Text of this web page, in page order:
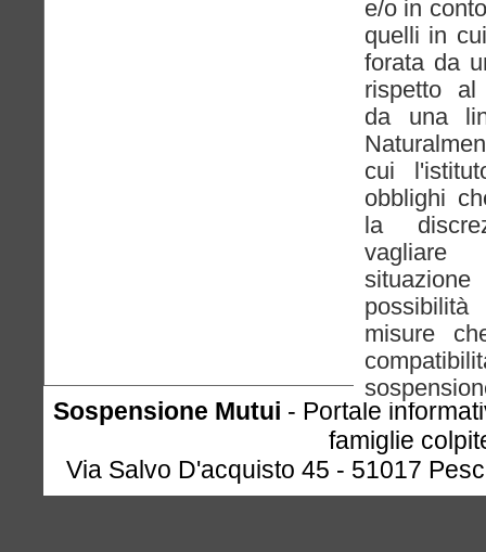
e/o in
quelli in
forata da
rispetto al
da una
cui
obblighi
la
vagliare
misure
Sospensione Mutui - Portale
famiglie
Via Salvo D'acquisto 45 - 51017